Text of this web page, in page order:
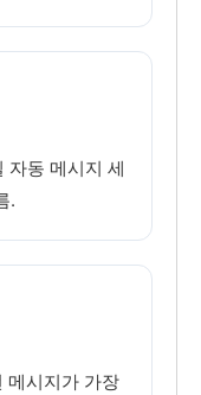
자동 메시지 세
.
메시지가 가장